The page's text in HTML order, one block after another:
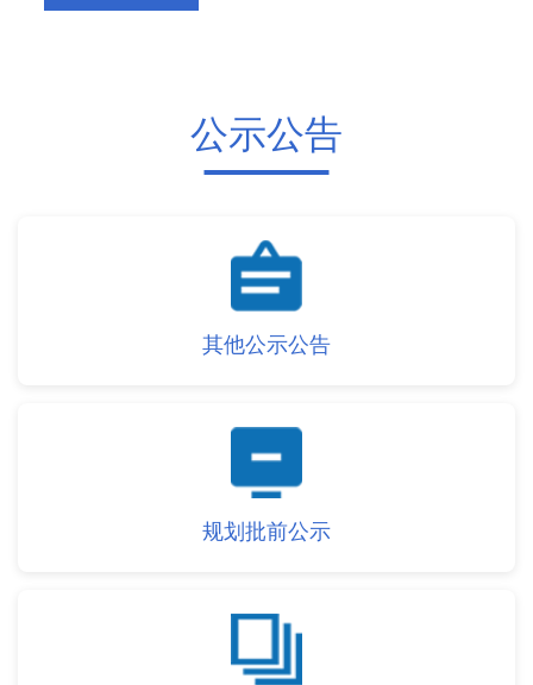
公示公告
其他公示公告
规划批前公示